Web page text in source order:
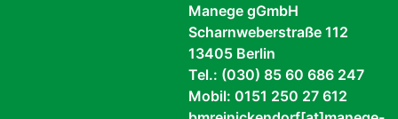
Manege gGmbH
Scharnweberstraße 112
13405 Berlin
Tel.: (030) 85 60 686 247
Mobil: 0151 250 27 612